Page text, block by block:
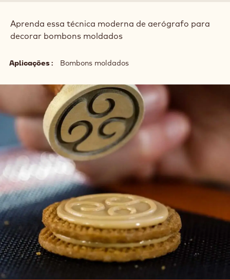
Aprenda essa técnica moderna de aerógrafo para
decorar bombons moldados
Aplicações Bombons moldados